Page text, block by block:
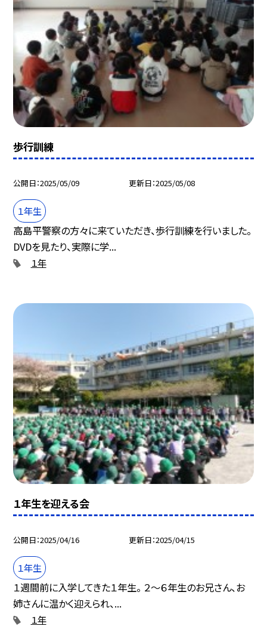
歩行訓練
公開日 2025/05/09 更新日 2025/05/08
１年生
高島平警察の方々に来ていただき、歩行訓練を行いました。
DVDを見たり、実際に学...
１年
１年生を迎える会
公開日 2025/04/16 更新日 2025/04/15
１年生
１週間前に入学してきた１年生。 ２～６年生のお兄さん、お
姉さんに温かく迎えられ、...
１年